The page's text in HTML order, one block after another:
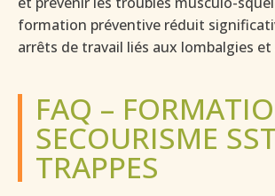
formation préventive réduit
arrêts de travail liés aux lombalgies et
FAQ –
SECOURISME
TRAPPES